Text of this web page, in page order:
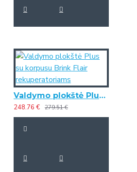
Valdymo plokštė Plus su korpusu Brink Flair rekuperatoriams
248.76 € 279.51 €